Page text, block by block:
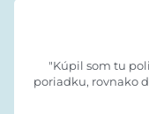
"Kúpil som tu
poriadku, rovnako